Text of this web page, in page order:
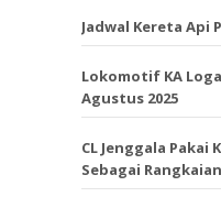
Jadwal Kereta Api
Lokomotif KA
Agustus 2025
CL Jenggala Pakai
Sebagai